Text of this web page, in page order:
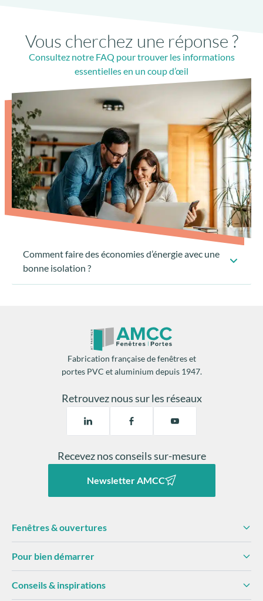
Vous cherchez une réponse ?
Consultez notre FAQ pour trouver les informations
essentielles en un coup d’œil
Comment faire des économies d’énergie avec une
bonne isolation ?
remplacement des fermetures
Une isolation thermique
facilite la régulation de la
Fabrication française de fenêtres et
portes PVC et aluminium depuis 1947.
Retrouvez nous sur les réseaux
Recevez nos conseils sur-mesure
Newsletter AMCC
Fenêtres & ouvertures
Pour bien démarrer
Conseils & inspirations